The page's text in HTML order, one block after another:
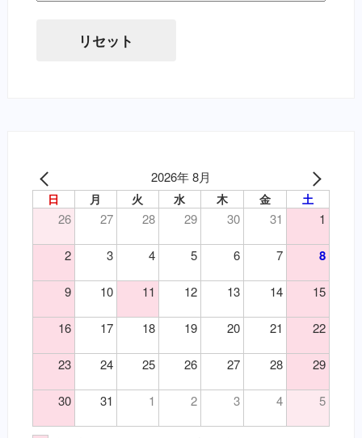
リセット
2026年 8月
日 月 火 水 木 金 土
26 27 28 29 30 31 1
2 3 4 5 6 7 8
9 10 11 12 13 14 15
16 17 18 19 20 21 22
23 24 25 26 27 28 29
30 31 1 2 3 4 5